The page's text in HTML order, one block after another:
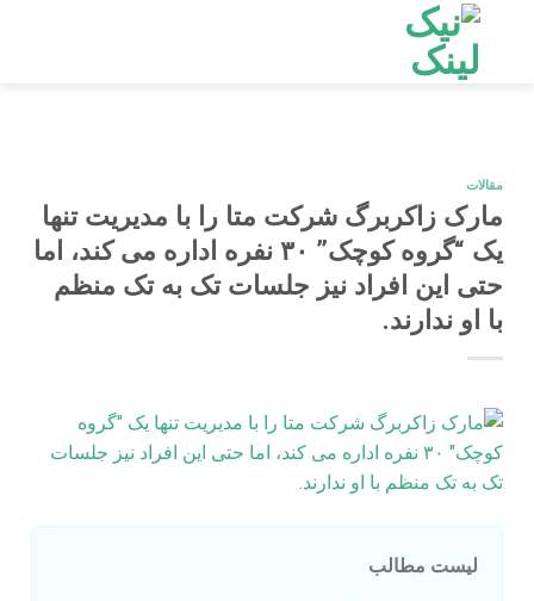
content
مقالات
مارک زاکربرگ شرکت متا را با مدیریت تنها
یک “گروه کوچک” ۳۰ نفره اداره می‌ کند، اما
حتی این افراد نیز جلسات تک‌ به‌ تک منظم
با او ندارند.
لیست مطالب